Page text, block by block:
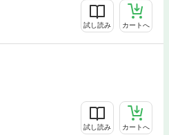
試し読み カートへ
試し読み カートへ